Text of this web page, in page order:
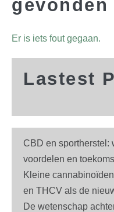
Er is iets fout gegaan.
Lastest
CBD en sportherstel:
voordelen en
Kleine
en THCV als de
De wetenschap